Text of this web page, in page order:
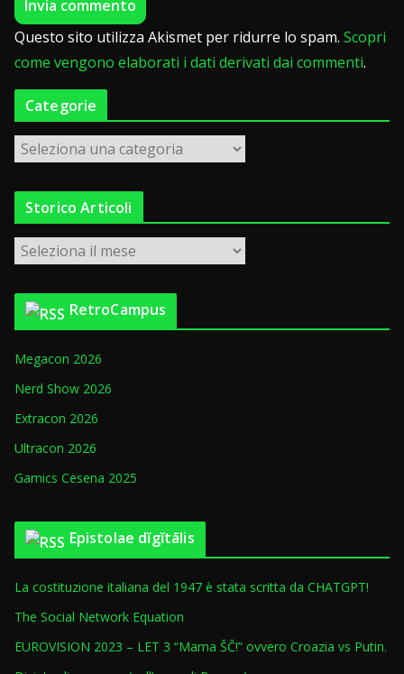
Questo sito utilizza Akismet per ridurre lo spam. Scopri
come vengono elaborati i dati derivati dai commenti.
Categorie
a
t
g
e
Storico Articoli
t
o
c
o
r
t
i
o
i
RetroCampus
Megacon 2026
Nerd Show 2026
Extracon 2026
Ultracon 2026
Gamics Cesena 2025
Epistolae dĭgĭtālis
La costituzione italiana del 1947 è stata scritta da CHATGPT!
The Social Network Equation
EUROVISION 2023 – LET 3 “Mama ŠČ!” ovvero Croazia vs Putin.